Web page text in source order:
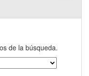
de la búsqueda.